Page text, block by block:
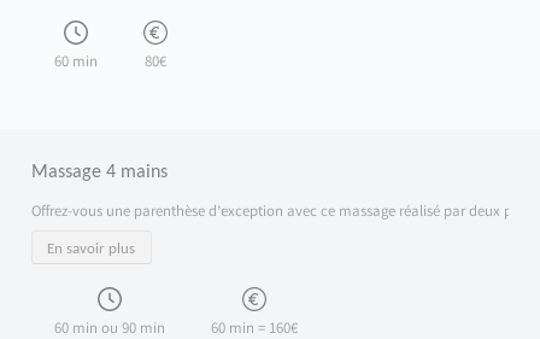
60 min 80€
Massage 4 mains
Offrez-vous une parenthèse d’exception avec ce massage réalisé par deux
En savoir plus
60 min ou 90 min
60 min = 160€